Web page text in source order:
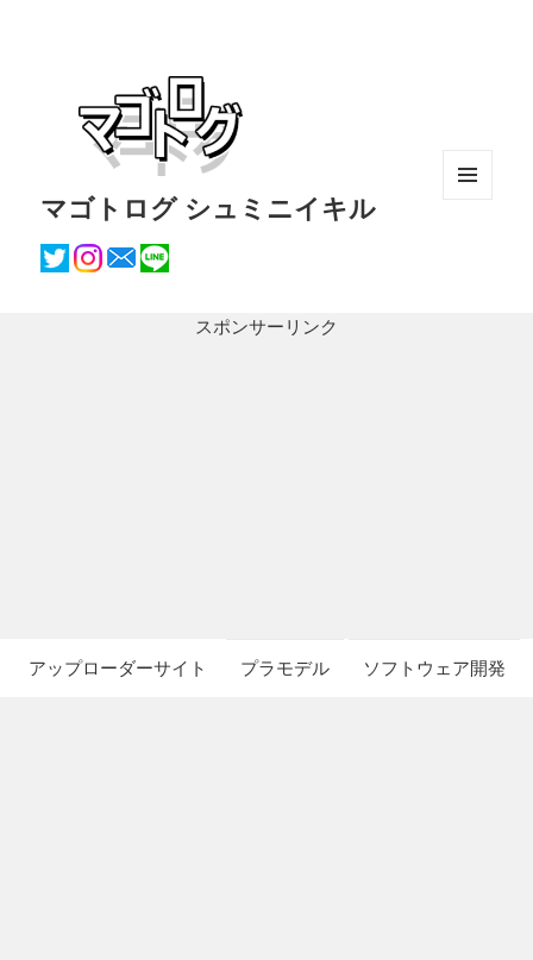
マゴトログ シュミニイキル
スポンサーリンク
アップローダーサイト プラモデル ソフトウェア開発